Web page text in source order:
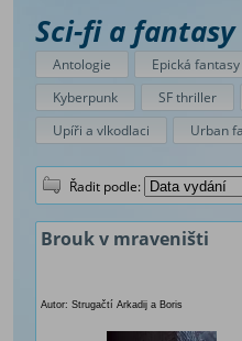
Sci-fi a fantasy
Antologie
Epická fantasy
Kyberpunk
SF thriller
Upíři a vlkodlaci
Urban
Řadit podle:
Brouk v mraveništi
Autor: Strugačtí Arkadij a Boris